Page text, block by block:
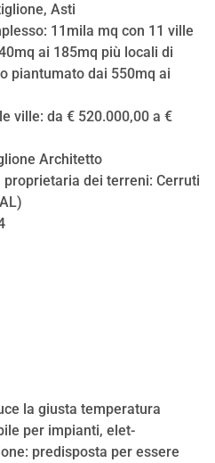
Asti
11mila mq con 11 ville
ai 185mq più locali di
piantumato dai 550mq ai
ville: da € 520.000,00 a €
Architetto
dei terreni: Cerruti
la giusta temperatura
per impianti, elet-
predisposta per essere